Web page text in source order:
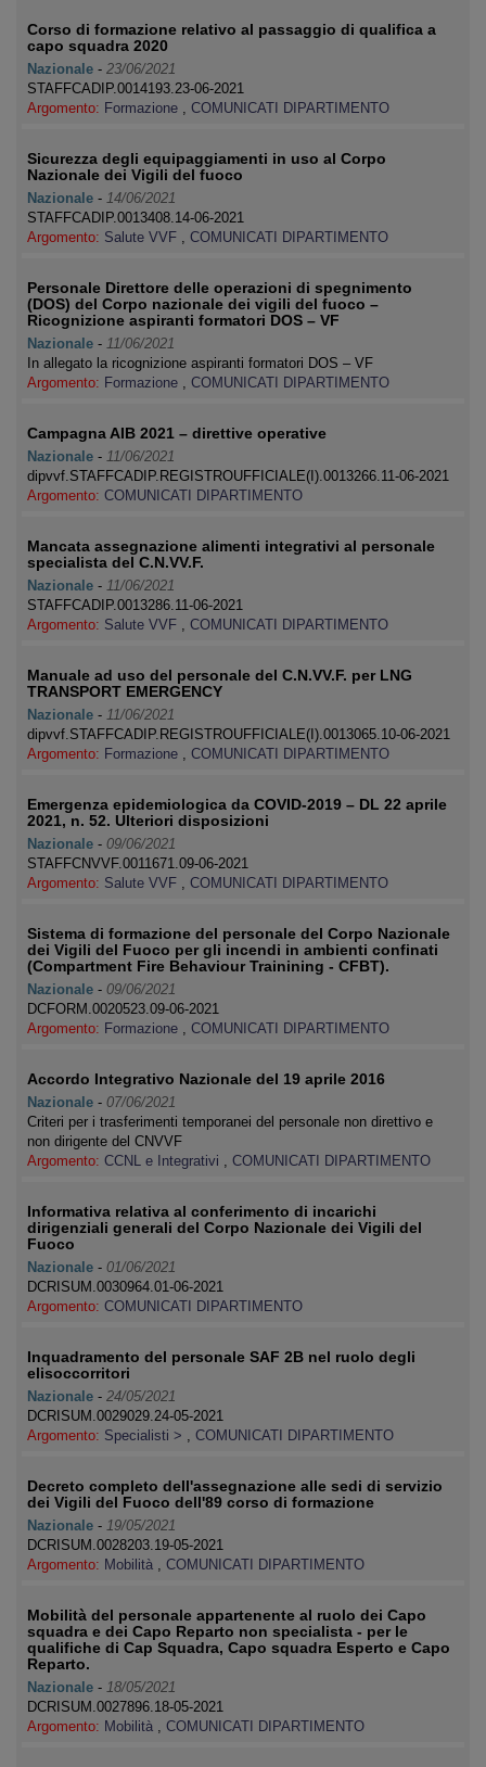
Corso di formazione relativo al passaggio di qualifica a
capo squadra 2020
Nazionale - 23/06/2021
STAFFCADIP.0014193.23-06-2021
Argomento: Formazione , COMUNICATI DIPARTIMENTO
Sicurezza degli equipaggiamenti in uso al Corpo
Nazionale dei Vigili del fuoco
Nazionale - 14/06/2021
STAFFCADIP.0013408.14-06-2021
Argomento: Salute VVF , COMUNICATI DIPARTIMENTO
Personale Direttore delle operazioni di spegnimento
(DOS) del Corpo nazionale dei vigili del fuoco –
Ricognizione aspiranti formatori DOS – VF
Nazionale - 11/06/2021
In allegato la ricognizione aspiranti formatori DOS – VF
Argomento: Formazione , COMUNICATI DIPARTIMENTO
Campagna AIB 2021 – direttive operative
Nazionale - 11/06/2021
dipvvf.STAFFCADIP.REGISTROUFFICIALE(I).0013266.11-06-2021
Argomento: COMUNICATI DIPARTIMENTO
Mancata assegnazione alimenti integrativi al personale
specialista del C.N.VV.F.
Nazionale - 11/06/2021
STAFFCADIP.0013286.11-06-2021
Argomento: Salute VVF , COMUNICATI DIPARTIMENTO
Manuale ad uso del personale del C.N.VV.F. per LNG
TRANSPORT EMERGENCY
Nazionale - 11/06/2021
dipvvf.STAFFCADIP.REGISTROUFFICIALE(I).0013065.10-06-2021
Argomento: Formazione , COMUNICATI DIPARTIMENTO
Emergenza epidemiologica da COVID-2019 – DL 22 aprile
2021, n. 52. Ulteriori disposizioni
Nazionale - 09/06/2021
STAFFCNVVF.0011671.09-06-2021
Argomento: Salute VVF , COMUNICATI DIPARTIMENTO
Sistema di formazione del personale del Corpo Nazionale
dei Vigili del Fuoco per gli incendi in ambienti confinati
(Compartment Fire Behaviour Trainining - CFBT).
Nazionale - 09/06/2021
DCFORM.0020523.09-06-2021
Argomento: Formazione , COMUNICATI DIPARTIMENTO
Accordo Integrativo Nazionale del 19 aprile 2016
Nazionale - 07/06/2021
Criteri per i trasferimenti temporanei del personale non direttivo e
non dirigente del CNVVF
Argomento: CCNL e Integrativi , COMUNICATI DIPARTIMENTO
Informativa relativa al conferimento di incarichi
dirigenziali generali del Corpo Nazionale dei Vigili del
Fuoco
Nazionale - 01/06/2021
DCRISUM.0030964.01-06-2021
Argomento: COMUNICATI DIPARTIMENTO
Inquadramento del personale SAF 2B nel ruolo degli
elisoccorritori
Nazionale - 24/05/2021
DCRISUM.0029029.24-05-2021
Argomento: Specialisti > , COMUNICATI DIPARTIMENTO
Decreto completo dell'assegnazione alle sedi di servizio
dei Vigili del Fuoco dell'89 corso di formazione
Nazionale - 19/05/2021
DCRISUM.0028203.19-05-2021
Argomento: Mobilità , COMUNICATI DIPARTIMENTO
Mobilità del personale appartenente al ruolo dei Capo
squadra e dei Capo Reparto non specialista - per le
qualifiche di Cap Squadra, Capo squadra Esperto e Capo
Reparto.
Nazionale - 18/05/2021
DCRISUM.0027896.18-05-2021
Argomento: Mobilità , COMUNICATI DIPARTIMENTO